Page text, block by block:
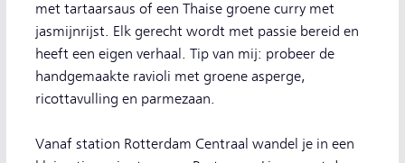
met tartaarsaus of een Thaise groene curry met
jasmijnrijst. Elk gerecht wordt met passie bereid en
heeft een eigen verhaal. Tip van mij: probeer de
handgemaakte ravioli met groene asperge,
ricottavulling en parmezaan.
Vanaf station Rotterdam Centraal wandel je in een